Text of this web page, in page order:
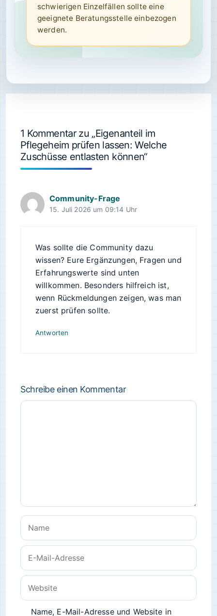
schwierigen Einzelfällen sollte eine
geeignete Beratungsstelle einbezogen
werden.
1 Kommentar zu „Eigenanteil im
Pflegeheim prüfen lassen: Welche
Zuschüsse entlasten können“
Community-Frage
15. Juli 2026 um 09:14 Uhr
Was sollte die Community dazu
wissen? Eure Ergänzungen, Fragen und
Erfahrungswerte sind unten
willkommen. Besonders hilfreich ist,
wenn Rückmeldungen zeigen, was man
zuerst prüfen sollte.
Antworten
Schreibe einen Kommentar
Kommentar
Name
E-
Mail-
Adresse
Website
Name, E-Mail-Adresse und Website in